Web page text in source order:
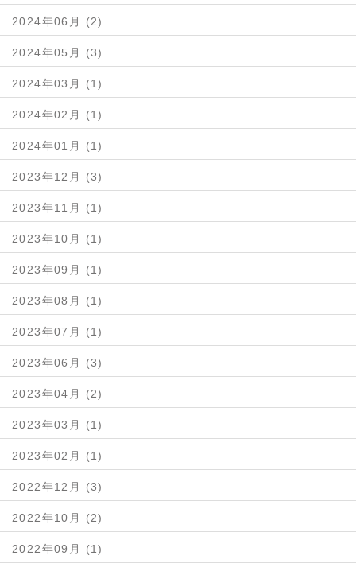
2024年06月 (2)
2024年05月 (3)
2024年03月 (1)
2024年02月 (1)
2024年01月 (1)
2023年12月 (3)
2023年11月 (1)
2023年10月 (1)
2023年09月 (1)
2023年08月 (1)
2023年07月 (1)
2023年06月 (3)
2023年04月 (2)
2023年03月 (1)
2023年02月 (1)
2022年12月 (3)
2022年10月 (2)
2022年09月 (1)